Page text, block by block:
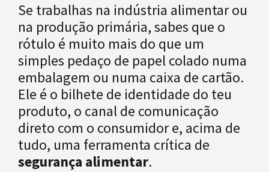
Se trabalhas na indústria alimentar ou
na produção primária, sabes que o
rótulo é muito mais do que um
simples pedaço de papel colado numa
embalagem ou numa caixa de cartão.
Ele é o bilhete de identidade do teu
produto, o canal de comunicação
direto com o consumidor e, acima de
tudo, uma ferramenta crítica de
segurança alimentar.